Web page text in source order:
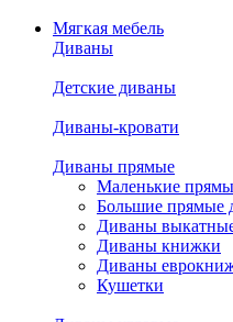
Мягкая мебель
Диваны
Детские диваны
Диваны-кровати
Диваны прямые
Маленькие
Большие прямые
Диваны
Диваны книжки
Диваны
Кушетки